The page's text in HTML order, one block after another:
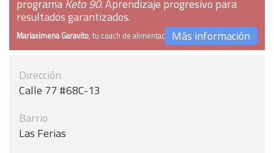
programaKeto 90. Aprendizaje progresivo para
resultados garantizados.
Mariaximena Garavito, tu coach de alimentaciónMás información
Dirección
Calle 77 #68C-13
Barrio
Las Ferias